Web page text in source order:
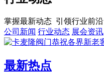
掌握最新动态 引领行业前沿
公司新闻 行业动态 展会资讯
最新热点